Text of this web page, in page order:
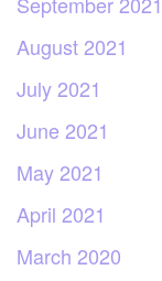
August 2021
July 2021
June 2021
May 2021
April 2021
March 2020